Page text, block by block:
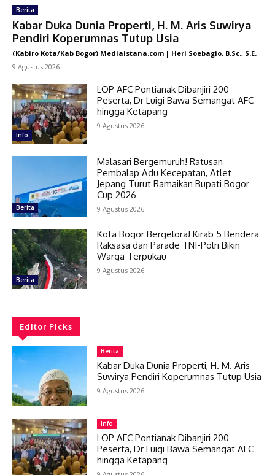
Berita
Kabar Duka Dunia Properti, H. M. Aris Suwirya
Pendiri Koperumnas Tutup Usia
(Kabiro Kota/Kab Bogor) Mediaistana.com | Heri Soebagio, B.Sc., S.E.
-
9 Agustus 2026
Info
LOP AFC Pontianak Dibanjiri 200
Peserta, Dr Luigi Bawa Semangat AFC
hingga Ketapang
9 Agustus 2026
Berita
Malasari Bergemuruh! Ratusan
Pembalap Adu Kecepatan, Atlet
Jepang Turut Ramaikan Bupati Bogor
Cup 2026
9 Agustus 2026
Berita
Kota Bogor Bergelora! Kirab 5 Bendera
Raksasa dan Parade TNI-Polri Bikin
Warga Terpukau
9 Agustus 2026
Editor Picks
Berita
Kabar Duka Dunia Properti, H. M. Aris
Suwirya Pendiri Koperumnas Tutup Usia
9 Agustus 2026
Info
LOP AFC Pontianak Dibanjiri 200
Peserta, Dr Luigi Bawa Semangat AFC
hingga Ketapang